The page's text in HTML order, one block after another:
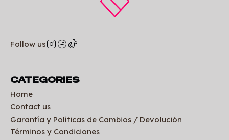
Follow us
CATEGORIES
Home
Contact us
Garantía y Políticas de Cambios / Devolución
Términos y Condiciones